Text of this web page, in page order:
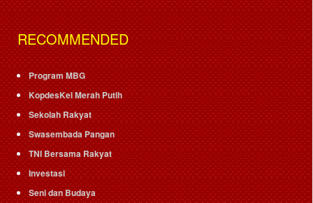
RECOMMENDED
Program MBG
KopdesKel Merah Putih
Sekolah Rakyat
Swasembada Pangan
TNI Bersama Rakyat
Investasi
Seni dan Budaya